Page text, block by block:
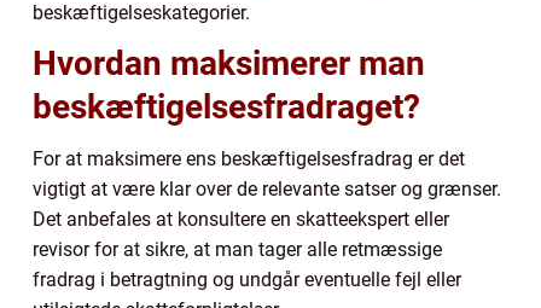
beskæftigelseskategorier.
Hvordan maksimerer man
beskæftigelsesfradraget?
For at maksimere ens beskæftigelsesfradrag er det
vigtigt at være klar over de relevante satser og grænser.
Det anbefales at konsultere en skatteekspert eller
revisor for at sikre, at man tager alle retmæssige
fradrag i betragtning og undgår eventuelle fejl eller